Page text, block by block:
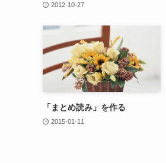
2012-10-27
「まとめ読み」を作る
2015-01-11